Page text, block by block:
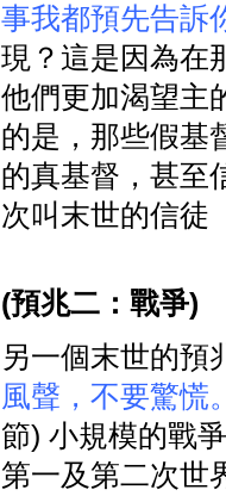
事我都預先告訴
現？這是因為在
他們更加渴望主
的是，那些假基
的真基督，甚至
次叫末世的信徒
(預兆二：戰爭)
另一個末世的預
風聲，不要驚慌
節) 小規模的戰
第一及第二次世